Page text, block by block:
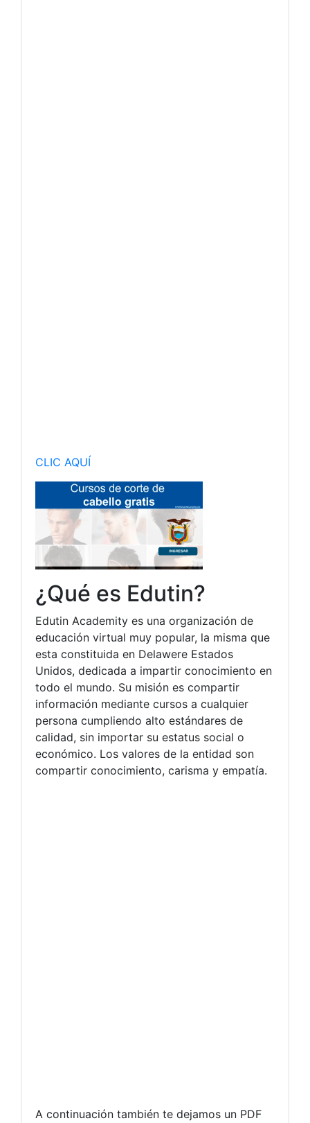
CLIC AQUÍ
¿Qué es Edutin?
Edutin Academity es una organización de
educación virtual muy popular, la misma que
esta constituida en Delawere Estados
Unidos, dedicada a impartir conocimiento en
todo el mundo. Su misión es compartir
información mediante cursos a cualquier
persona cumpliendo alto estándares de
calidad, sin importar su estatus social o
económico. Los valores de la entidad son
compartir conocimiento, carisma y empatía.
A continuación también te dejamos un PDF